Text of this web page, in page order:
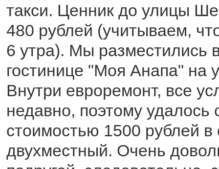
такси. Ценник до улицы
480 рублей (учитываем,
6 утра). Мы разместились
гостинице "Моя Анапа" на
Внутри евроремонт, все
недавно, поэтому удалось
стоимостью 1500 рублей в
двухместный. Очень